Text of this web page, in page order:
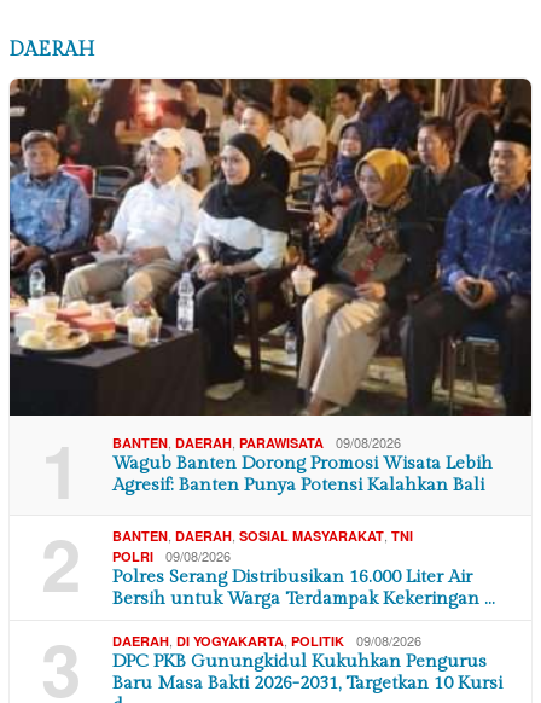
DAERAH
1 BANTEN DAERAH PARAWISATA 09/08/2026
Wagub Banten Dorong Promosi Wisata Lebih
Agresif: Banten Punya Potensi Kalahkan Bali
2 BANTEN DAERAH SOSIAL MASYARAKAT TNI
POLRI
09/08/2026
Polres Serang Distribusikan 16.000 Liter Air
Bersih untuk Warga Terdampak Kekeringan …
3 DAERAH DI YOGYAKARTA POLITIK 09/08/2026
DPC PKB Gunungkidul Kukuhkan Pengurus
Baru Masa Bakti 2026-2031, Targetkan 10 Kursi